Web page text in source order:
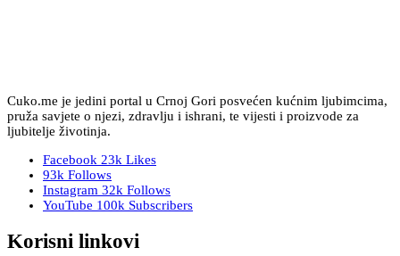
Cuko.me je jedini portal u Crnoj Gori posvećen kućnim ljubimcima,
pruža savjete o njezi, zdravlju i ishrani, te vijesti i proizvode za
ljubitelje životinja.
Facebook 23k Likes
93k Follows
Instagram 32k Follows
YouTube 100k Subscribers
Korisni linkovi